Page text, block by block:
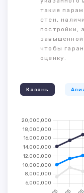
такие
стен,
постройки,
чтобы
оценку.
Казань